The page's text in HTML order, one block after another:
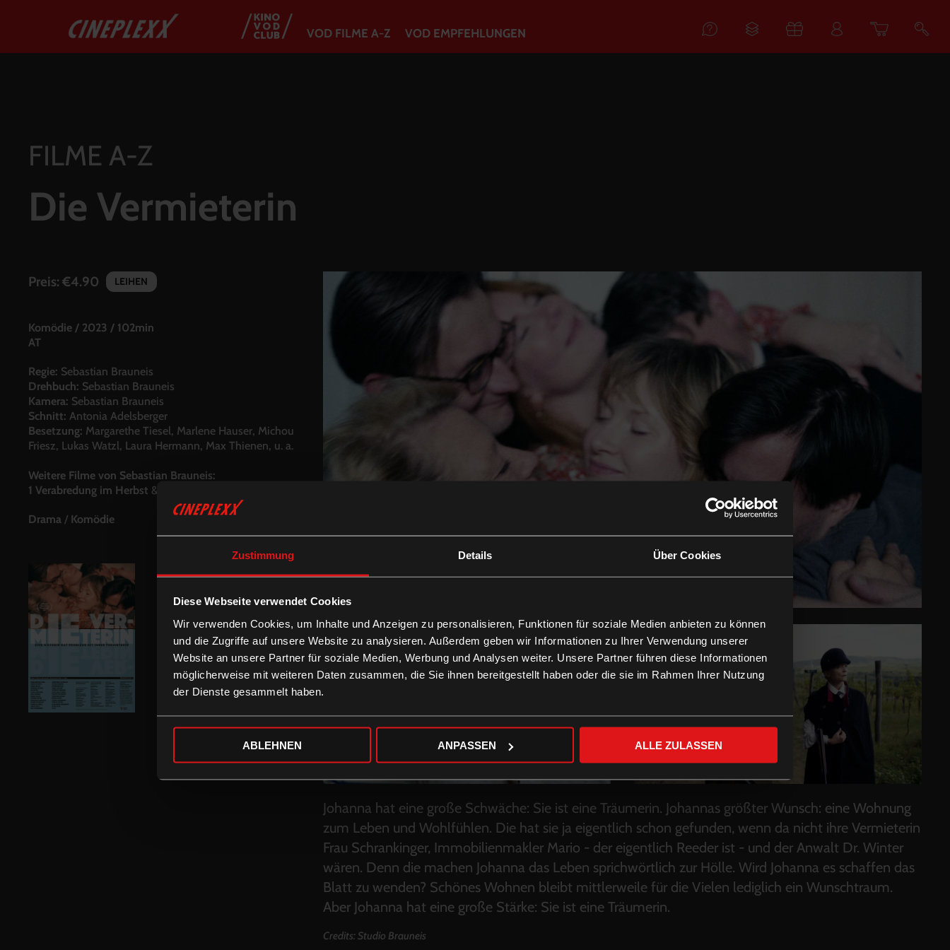
Zustimmung Details Über Cookies
Diese Webseite verwendet Cookies
Wir verwenden Cookies, um Inhalte und Anzeigen zu personalisieren, Funktionen für soziale Medien anbieten zu können
und die Zugriffe auf unsere Website zu analysieren. Außerdem geben wir Informationen zu Ihrer Verwendung unserer
Website an unsere Partner für soziale Medien, Werbung und Analysen weiter. Unsere Partner führen diese Informationen
möglicherweise mit weiteren Daten zusammen, die Sie ihnen bereitgestellt haben oder die sie im Rahmen Ihrer Nutzung
der Dienste gesammelt haben.
ABLEHNEN ANPASSEN ALLE ZULASSEN
Warenkorb
Suche
VOD FILME A-Z VOD EMPFEHLUNGEN
FILME A-Z
Die Vermieterin
Preis: €4.90 LEIHEN
Komödie / 2023 / 102min
AT
Regie: Sebastian Brauneis
Drehbuch: Sebastian Brauneis
Kamera: Sebastian Brauneis
Schnitt: Antonia Adelsberger
Besetzung: Margarethe Tiesel, Marlene Hauser, Michou
Friesz, Lukas Watzl, Laura Hermann, Max Thienen, u. a.
Weitere Filme von Sebastian Brauneis:
1 Verabredung im Herbst &
Drama / Komödie
Johanna hat eine große Schwäche: Sie ist eine Träumerin. Johannas größter Wunsch: eine Wohnung
zum Leben und Wohlfühlen. Die hat sie ja eigentlich schon gefunden, wenn da nicht ihre Vermieterin
Frau Schrankinger, Immobilienmakler Mario - der eigentlich Reeder ist - und der Anwalt Dr. Winter
wären. Denn die machen Johanna das Leben sprichwörtlich zur Hölle. Wird Johanna es schaffen das
Blatt zu wenden? Schönes Wohnen bleibt mittlerweile für die Vielen lediglich ein Wunschtraum.
Aber Johanna hat eine große Stärke: Sie ist eine Träumerin.
Credits: Studio Brauneis